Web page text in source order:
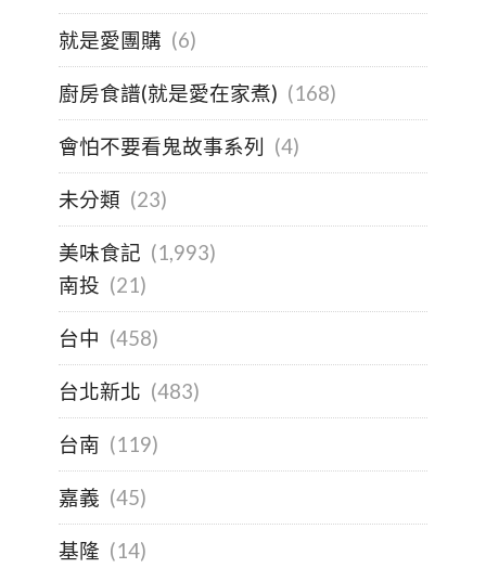
就是愛團購 (6)
廚房食譜(就是愛在家煮) (168)
會怕不要看鬼故事系列 (4)
未分類 (23)
美味食記 (1,993)
南投 (21)
台中 (458)
台北新北 (483)
台南 (119)
嘉義 (45)
基隆 (14)